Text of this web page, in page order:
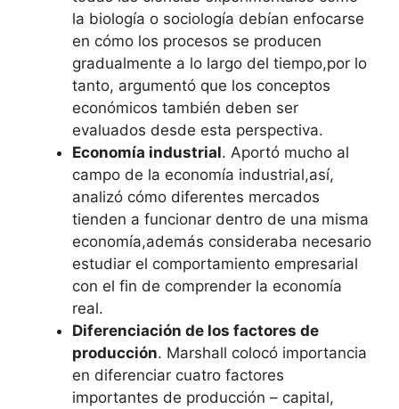
la biología o sociología debían enfocarse
en cómo los procesos se producen
gradualmente a lo largo del tiempo,por lo
tanto, argumentó que los conceptos
económicos también deben ser
evaluados desde esta perspectiva.
Economía industrial. Aportó mucho al
campo de la economía industrial,así,
analizó cómo diferentes mercados
tienden a funcionar dentro de una misma
economía,además consideraba necesario
estudiar el comportamiento empresarial
con el fin de comprender la economía
real.
Diferenciación de los factores de
producción. Marshall colocó importancia
en diferenciar cuatro factores
importantes de producción – capital,